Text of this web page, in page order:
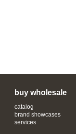
buy wholesale
catalog
brand showcases
services